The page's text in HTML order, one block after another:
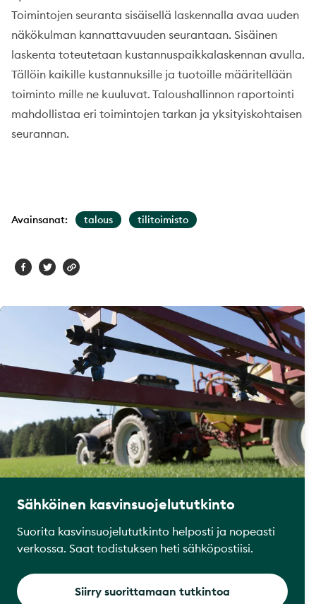
Toimintojen seuranta sisäisellä laskennalla avaa uuden
näkökulman kannattavuuden seurantaan. Sisäinen
laskenta toteutetaan kustannuspaikkalaskennan avulla.
Tällöin kaikille kustannuksille ja tuotoille määritellään
toiminto mille ne kuuluvat. Taloushallinnon raportointi
mahdollistaa eri toimintojen tarkan ja yksityiskohtaisen
seurannan.
Avainsanat: talous tilitoimisto
Sähköinen kasvinsuojelututkinto
Suorita kasvinsuojelututkinto helposti ja nopeasti
verkossa. Saat todistuksen heti sähköpostiisi.
Siirry suorittamaan tutkintoa